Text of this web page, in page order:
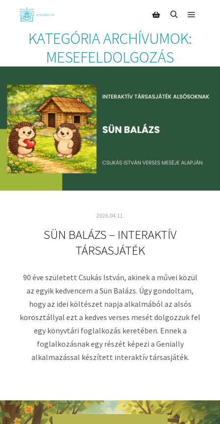
KATEGÓRIA ARCHÍVUMOK:
MESEFELDOLGOZÁS
2026.04.11.
SÜN BALÁZS – INTERAKTÍV
TÁRSASJÁTÉK
90 éve született Csukás István, akinek a művei közül
az egyik kedvencem a Sün Balázs. Úgy gondoltam,
hogy az idei költészet napja alkalmából az alsós
korosztállyal ezt a kedves verses mesét dolgozzuk fel
egy könyvtári foglalkozás keretében. Ennek a
foglalkozásnak egy részét képezi a Genially
alkalmazással készített interaktív társasjáték.